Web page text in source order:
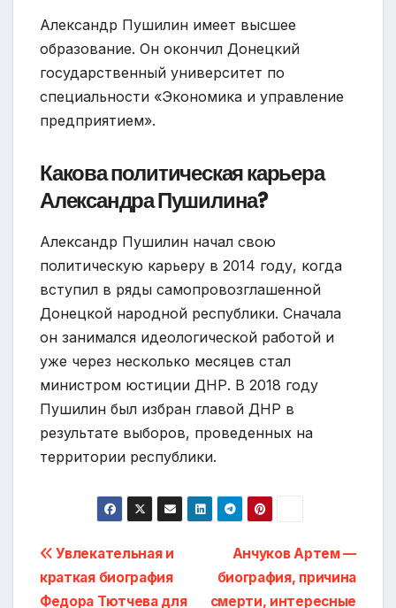
Александр Пушилин имеет высшее
образование. Он окончил Донецкий
государственный университет по
специальности «Экономика и управление
предприятием».
Какова политическая карьера
Александра Пушилина?
Александр Пушилин начал свою
политическую карьеру в 2014 году, когда
вступил в ряды самопровозглашенной
Донецкой народной республики. Сначала
он занимался идеологической работой и
уже через несколько месяцев стал
министром юстиции ДНР. В 2018 году
Пушилин был избран главой ДНР в
результате выборов, проведенных на
территории республики.
Навигация
по
Анчуков Артем —
биография, причина
смерти, интересные
Увлекательная и
краткая биография
Федора Тютчева для